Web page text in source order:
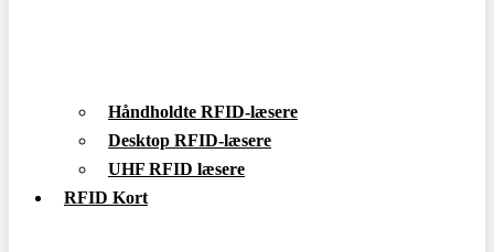
Håndholdte RFID-læsere
Desktop RFID-læsere
UHF RFID læsere
RFID Kort